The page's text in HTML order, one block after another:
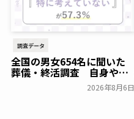
前方後円墳～ 一般公開
調査データ
全国の男女654名に聞いた
葬儀・終活調査 自身や家
族の葬儀について「特に考
えていない」が57.3％～
2026年8月6日